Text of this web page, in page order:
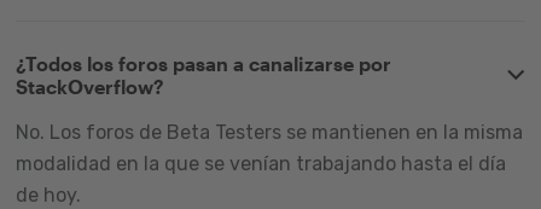
¿Todos los foros pasan a canalizarse por
StackOverflow?
No. Los foros de Beta Testers se mantienen en la misma
modalidad en la que se venían trabajando hasta el día
de hoy.